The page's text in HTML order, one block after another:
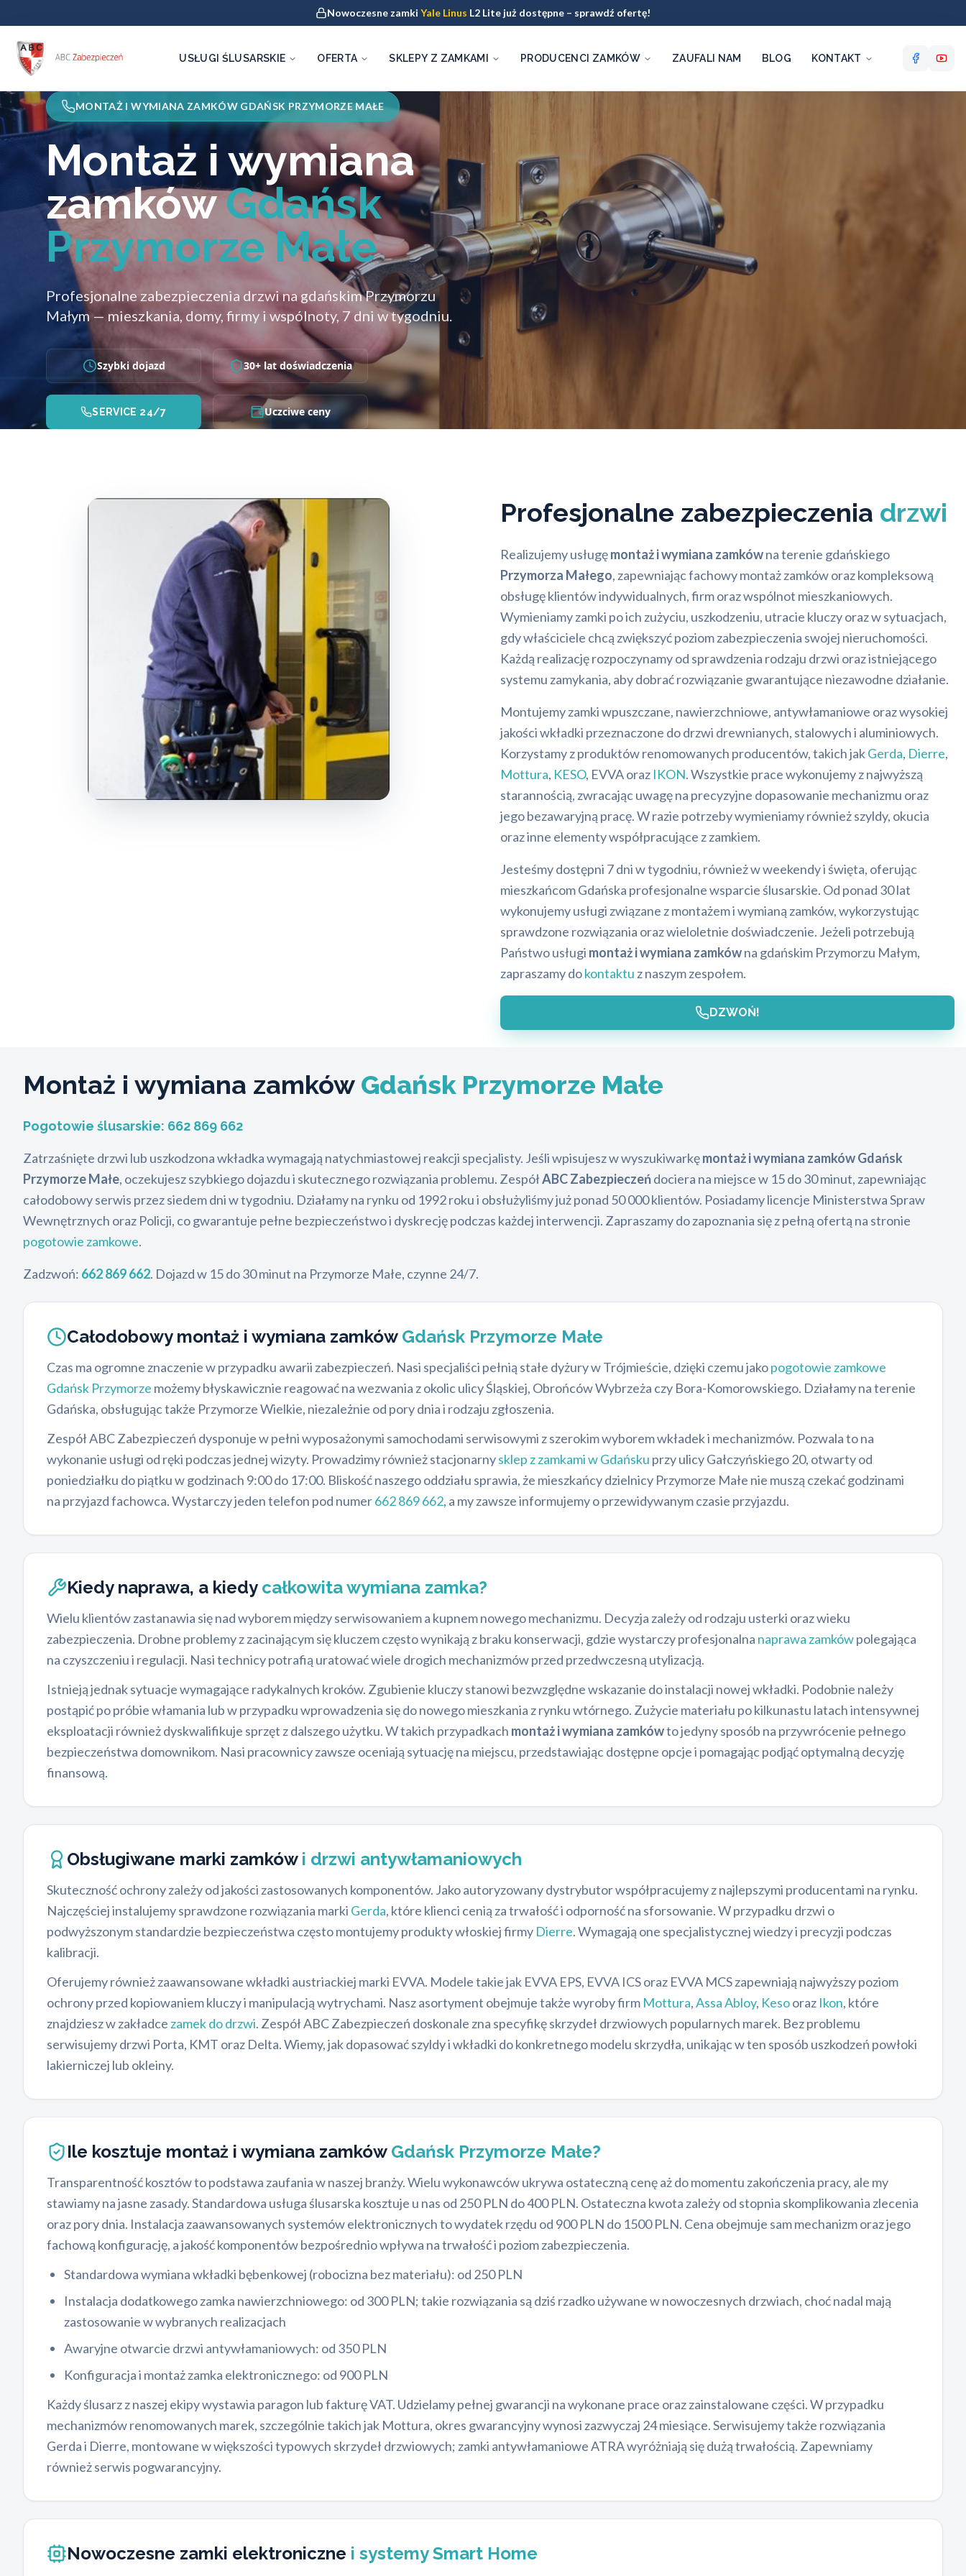
Nowoczesne zamki Yale Linus L2 Lite już dostępne – sprawdź ofertę!
USŁUGI ŚLUSARSKIE OFERTA SKLEPY Z ZAMKAMI PRODUCENCI ZAMKÓW ZAUFALI NAM BLOG KONTAKT
MONTAŻ I WYMIANA ZAMKÓW GDAŃSK PRZYMORZE MAŁE
Montaż i wymiana
zamkówGdańsk
Przymorze Małe
Profesjonalne zabezpieczenia drzwi na gdańskim Przymorzu
Małym — mieszkania, domy, firmy i wspólnoty, 7 dni w tygodniu.
Szybki dojazd 30+ lat doświadczenia
SERVICE 24/7 Uczciwe ceny
Profesjonalne zabezpieczenia drzwi
Realizujemy usługęmontaż i wymiana zamkówna terenie gdańskiego
Przymorza Małego, zapewniając fachowy montaż zamków oraz kompleksową
obsługę klientów indywidualnych, firm oraz wspólnot mieszkaniowych.
Wymieniamy zamki po ich zużyciu, uszkodzeniu, utracie kluczy oraz w sytuacjach,
gdy właściciele chcą zwiększyć poziom zabezpieczenia swojej nieruchomości.
Każdą realizację rozpoczynamy od sprawdzenia rodzaju drzwi oraz istniejącego
systemu zamykania, aby dobrać rozwiązanie gwarantujące niezawodne działanie.
Montujemy zamki wpuszczane, nawierzchniowe, antywłamaniowe oraz wysokiej
jakości wkładki przeznaczone do drzwi drewnianych, stalowych i aluminiowych.
Korzystamy z produktów renomowanych producentów, takich jakGerda, Dierre,
Mottura, KESO, EVVA oraz IKON. Wszystkie prace wykonujemy z najwyższą
starannością, zwracając uwagę na precyzyjne dopasowanie mechanizmu oraz
jego bezawaryjną pracę. W razie potrzeby wymieniamy również szyldy, okucia
oraz inne elementy współpracujące z zamkiem.
Jesteśmy dostępni 7 dni w tygodniu, również w weekendy i święta, oferując
mieszkańcom Gdańska profesjonalne wsparcie ślusarskie. Od ponad 30 lat
wykonujemy usługi związane z montażem i wymianą zamków, wykorzystując
sprawdzone rozwiązania oraz wieloletnie doświadczenie. Jeżeli potrzebują
Państwo usługi montaż i wymiana zamkówna gdańskim Przymorzu Małym,
zapraszamy dokontaktu z naszym zespołem.
DZWOŃ!
Montaż i wymiana zamków Gdańsk Przymorze Małe
Pogotowie ślusarskie: 662 869 662
Zatrzaśnięte drzwi lub uszkodzona wkładka wymagają natychmiastowej reakcji specjalisty. Jeśli wpisujesz w wyszukiwarkęmontaż i wymiana zamków Gdańsk
Przymorze Małe, oczekujesz szybkiego dojazdu i skutecznego rozwiązania problemu. ZespółABC Zabezpieczeńdociera na miejsce w 15 do 30 minut, zapewniając
całodobowy serwis przez siedem dni w tygodniu. Działamy na rynku od 1992 roku i obsłużyliśmy już ponad 50 000 klientów. Posiadamy licencje Ministerstwa Spraw
Wewnętrznych oraz Policji, co gwarantuje pełne bezpieczeństwo i dyskrecję podczas każdej interwencji. Zapraszamy do zapoznania się z pełną ofertą na stronie
pogotowie zamkowe.
Zadzwoń: 662 869 662. Dojazd w 15 do 30 minut na Przymorze Małe, czynne 24/7.
Całodobowy montaż i wymiana zamków Gdańsk Przymorze Małe
Czas ma ogromne znaczenie w przypadku awarii zabezpieczeń. Nasi specjaliści pełnią stałe dyżury w Trójmieście, dzięki czemu jakopogotowie zamkowe
Gdańsk Przymorze możemy błyskawicznie reagować na wezwania z okolic ulicy Śląskiej, Obrońców Wybrzeża czy Bora-Komorowskiego. Działamy na terenie
Gdańska, obsługując także Przymorze Wielkie, niezależnie od pory dnia i rodzaju zgłoszenia.
Zespół ABC Zabezpieczeń dysponuje w pełni wyposażonymi samochodami serwisowymi z szerokim wyborem wkładek i mechanizmów. Pozwala to na
wykonanie usługi od ręki podczas jednej wizyty. Prowadzimy również stacjonarnysklep z zamkami w Gdańsku przy ulicy Gałczyńskiego 20, otwarty od
poniedziałku do piątku w godzinach 9:00 do 17:00. Bliskość naszego oddziału sprawia, że mieszkańcy dzielnicy Przymorze Małe nie muszą czekać godzinami
na przyjazd fachowca. Wystarczy jeden telefon pod numer662 869 662, a my zawsze informujemy o przewidywanym czasie przyjazdu.
Kiedy naprawa, a kiedy całkowita wymiana zamka?
Wielu klientów zastanawia się nad wyborem między serwisowaniem a kupnem nowego mechanizmu. Decyzja zależy od rodzaju usterki oraz wieku
zabezpieczenia. Drobne problemy z zacinającym się kluczem często wynikają z braku konserwacji, gdzie wystarczy profesjonalna naprawa zamkówpolegająca
na czyszczeniu i regulacji. Nasi technicy potrafią uratować wiele drogich mechanizmów przed przedwczesną utylizacją.
Istnieją jednak sytuacje wymagające radykalnych kroków. Zgubienie kluczy stanowi bezwzględne wskazanie do instalacji nowej wkładki. Podobnie należy
postąpić po próbie włamania lub w przypadku wprowadzenia się do nowego mieszkania z rynku wtórnego. Zużycie materiału po kilkunastu latach intensywnej
eksploatacji również dyskwalifikuje sprzęt z dalszego użytku. W takich przypadkach montaż i wymiana zamkówto jedyny sposób na przywrócenie pełnego
bezpieczeństwa domownikom. Nasi pracownicy zawsze oceniają sytuację na miejscu, przedstawiając dostępne opcje i pomagając podjąć optymalną decyzję
finansową.
Obsługiwane marki zamków i drzwi antywłamaniowych
Skuteczność ochrony zależy od jakości zastosowanych komponentów. Jako autoryzowany dystrybutor współpracujemy z najlepszymi producentami na rynku.
Najczęściej instalujemy sprawdzone rozwiązania marki Gerda, które klienci cenią za trwałość i odporność na sforsowanie. W przypadku drzwi o
podwyższonym standardzie bezpieczeństwa często montujemy produkty włoskiej firmy Dierre. Wymagają one specjalistycznej wiedzy i precyzji podczas
kalibracji.
Oferujemy również zaawansowane wkładki austriackiej marki EVVA. Modele takie jak EVVA EPS, EVVA ICS oraz EVVA MCS zapewniają najwyższy poziom
ochrony przed kopiowaniem kluczy i manipulacją wytrychami. Nasz asortyment obejmuje także wyroby firm Mottura,Assa Abloy, Kesooraz Ikon, które
znajdziesz w zakładce zamek do drzwi. Zespół ABC Zabezpieczeń doskonale zna specyfikę skrzydeł drzwiowych popularnych marek. Bez problemu
serwisujemy drzwi Porta, KMT oraz Delta. Wiemy, jak dopasować szyldy i wkładki do konkretnego modelu skrzydła, unikając w ten sposób uszkodzeń powłoki
lakierniczej lub okleiny.
Ile kosztuje montaż i wymiana zamków Gdańsk Przymorze Małe?
Transparentność kosztów to podstawa zaufania w naszej branży. Wielu wykonawców ukrywa ostateczną cenę aż do momentu zakończenia pracy, ale my
stawiamy na jasne zasady. Standardowa usługa ślusarska kosztuje u nas od 250 PLN do 400 PLN. Ostateczna kwota zależy od stopnia skomplikowania zlecenia
oraz pory dnia. Instalacja zaawansowanych systemów elektronicznych to wydatek rzędu od 900 PLN do 1500 PLN. Cena obejmuje sam mechanizm oraz jego
fachową konfigurację, a jakość komponentów bezpośrednio wpływa na trwałość i poziom zabezpieczenia.
Standardowa wymiana wkładki bębenkowej (robocizna bez materiału): od 250 PLN
Instalacja dodatkowego zamka nawierzchniowego: od 300 PLN; takie rozwiązania są dziś rzadko używane w nowoczesnych drzwiach, choć nadal mają
zastosowanie w wybranych realizacjach
Awaryjne otwarcie drzwi antywłamaniowych: od 350 PLN
Konfiguracja i montaż zamka elektronicznego: od 900 PLN
Każdy ślusarz z naszej ekipy wystawia paragon lub fakturę VAT. Udzielamy pełnej gwarancji na wykonane prace oraz zainstalowane części. W przypadku
mechanizmów renomowanych marek, szczególnie takich jak Mottura, okres gwarancyjny wynosi zazwyczaj 24 miesiące. Serwisujemy także rozwiązania
Gerda i Dierre, montowane w większości typowych skrzydeł drzwiowych; zamki antywłamaniowe ATRA wyróżniają się dużą trwałością. Zapewniamy
również serwis pogwarancyjny.
Nowoczesne zamki elektroniczne i systemy Smart Home